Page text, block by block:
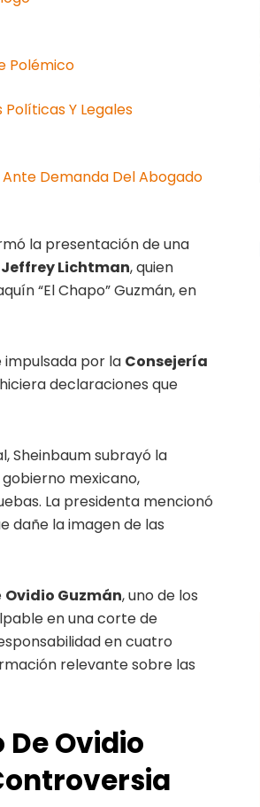
Polémico
Y Legales
Demanda Del Abogado
la presentación de una
Jeffrey Lichtman, quien
“El Chapo” Guzmán, en
por la Consejería
declaraciones que
Sheinbaum subrayó la
mexicano,
La presidenta mencionó
dañe la imagen de las
Ovidio Guzmán, uno de los
en una corte de
en cuatro
relevante sobre las
Ovidio